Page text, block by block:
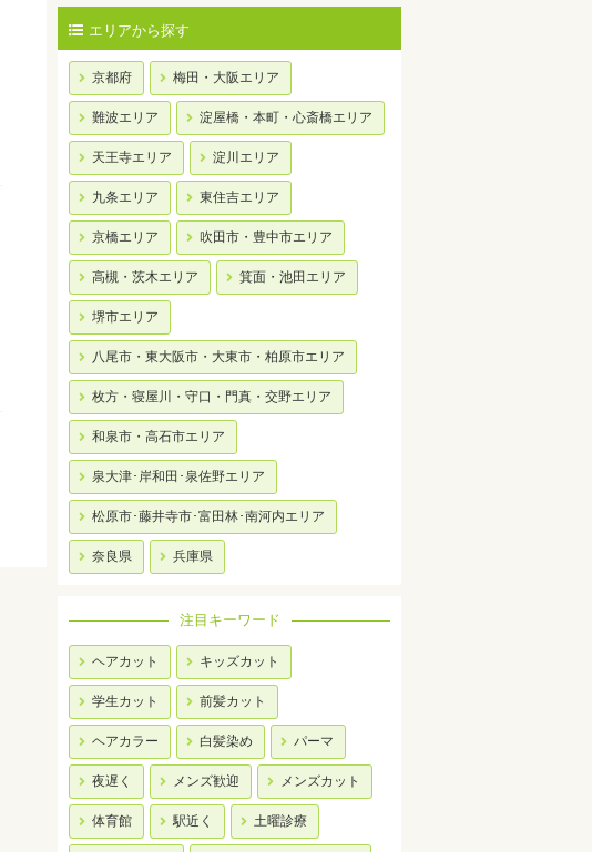
エリアから探す
京都府 梅田・大阪エリア
難波エリア 淀屋橋・本町・心斎橋エリア
天王寺エリア 淀川エリア
九条エリア 東住吉エリア
京橋エリア 吹田市・豊中市エリア
高槻・茨木エリア 箕面・池田エリア
堺市エリア
八尾市・東大阪市・大東市・柏原市エリア
枚方・寝屋川・守口・門真・交野エリア
和泉市・高石市エリア
泉大津･岸和田･泉佐野エリア
松原市･藤井寺市･富田林･南河内エリア
奈良県 兵庫県
注目キーワード
ヘアカット キッズカット
学生カット 前髪カット
ヘアカラー 白髪染め パーマ
夜遅く メンズ歓迎 メンズカット
体育館 駅近く 土曜診療